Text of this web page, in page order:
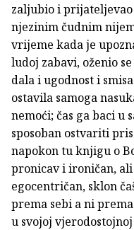
zaljubio i
njezinim čudnim
vrijeme kada je
ludoj zabavi, oženio
dala i ugodnost i
ostavila samoga
nemoći; čas ga baci u
sposoban ostvariti
napokon tu knjigu o
pronicav i ironičan,
egocentričan, sklon
prema sebi a ni
u svojoj